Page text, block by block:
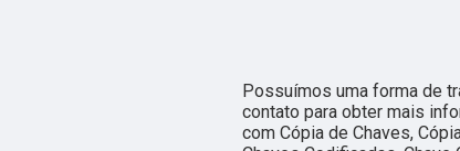
Possuímos uma forma de
contato para obter mais
com Cópia de Chaves,